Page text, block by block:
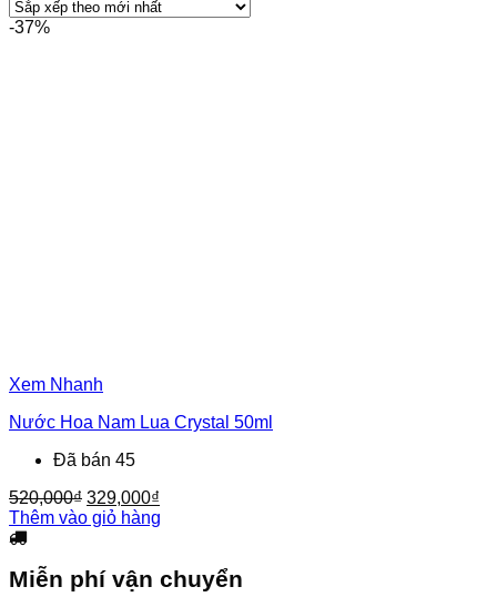
-37%
Xem Nhanh
Nước Hoa Nam Lua Crystal 50ml
Đã bán 45
520,000₫ Giá
gốc
329,000₫
hiện
329,000₫.
Thêm vào giỏ hàng
Miễn phí vận chuyển